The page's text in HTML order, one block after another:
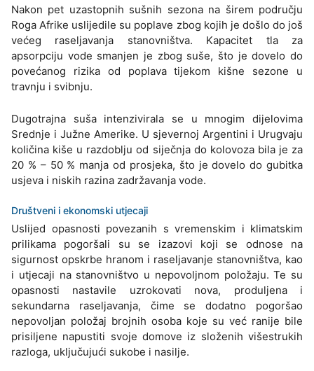
Nakon pet uzastopnih sušnih sezona na širem području
Roga Afrike uslijedile su poplave zbog kojih je došlo do još
većeg raseljavanja stanovništva. Kapacitet tla za
apsorpciju vode smanjen je zbog suše, što je dovelo do
povećanog rizika od poplava tijekom kišne sezone u
travnju i svibnju.
Dugotrajna suša intenzivirala se u mnogim dijelovima
Srednje i Južne Amerike. U sjevernoj Argentini i Urugvaju
količina kiše u razdoblju od siječnja do kolovoza bila je za
20 % – 50 % manja od prosjeka, što je dovelo do gubitka
usjeva i niskih razina zadržavanja vode.
Društveni i ekonomski utjecaji
Uslijed opasnosti povezanih s vremenskim i klimatskim
prilikama pogoršali su se izazovi koji se odnose na
sigurnost opskrbe hranom i raseljavanje stanovništva, kao
i utjecaji na stanovništvo u nepovoljnom položaju. Te su
opasnosti nastavile uzrokovati nova, produljena i
sekundarna raseljavanja, čime se dodatno pogoršao
nepovoljan položaj brojnih osoba koje su već ranije bile
prisiljene napustiti svoje domove iz složenih višestrukih
razloga, uključujući sukobe i nasilje.